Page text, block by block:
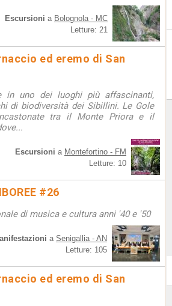
Escursioni a Bolognola - MC
Letture: 21
ed eremo di San
in uno dei luoghi più affascinanti,
di biodiversità dei Sibillini. Le Gole
incastonate tra il Monte Priora e il
Escursioni a Montefortino - FM
Letture: 10
#26
di musica e cultura anni '40 e '50
a Senigallia - AN
Letture: 105
ed eremo di San